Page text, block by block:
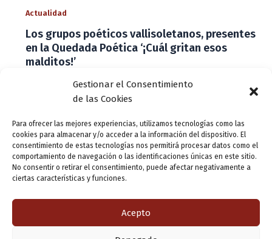
Gestionar el Consentimiento
de las Cookies
Para ofrecer las mejores experiencias, utilizamos tecnologías como las
cookies para almacenar y/o acceder a la información del dispositivo. El
consentimiento de estas tecnologías nos permitirá procesar datos como el
comportamiento de navegación o las identificaciones únicas en este sitio.
No consentir o retirar el consentimiento, puede afectar negativamente a
ciertas características y funciones.
Acepto
Actualidad
Los grupos poéticos vallisoletanos, presentes
en la Quedada Poética ‘¡Cuál gritan esos
malditos!’
19 abril, 2017
La Quedada Poética ‘¡Cuál gritan esos malditos!’, que se
con la participación de varios grupos poéticos de la
ciudad. La
1 2 3 Siguiente→